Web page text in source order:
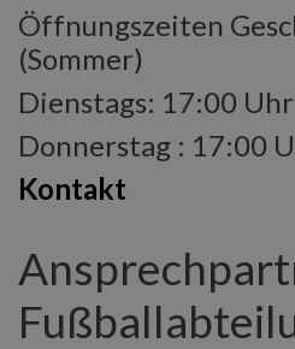
Öffnungszeiten
(Sommer)
Dienstags: 17:00
Donnerstag : 17:00
Kontakt